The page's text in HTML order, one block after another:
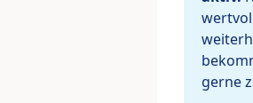
gerne